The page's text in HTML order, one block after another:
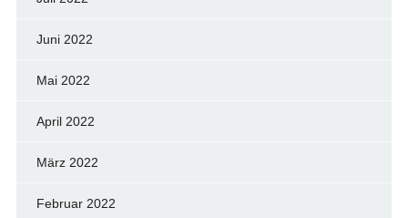
Juni 2022
Mai 2022
April 2022
März 2022
Februar 2022